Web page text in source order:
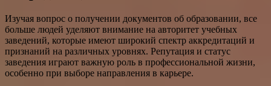
Изучая вопрос о получении документов об образовании, все
больше людей уделяют внимание на авторитет учебных
заведений, которые имеют широкий спектр аккредитаций и
признаний на различных уровнях. Репутация и статус
заведения играют важную роль в профессиональной жизни,
особенно при выборе направления в карьере.